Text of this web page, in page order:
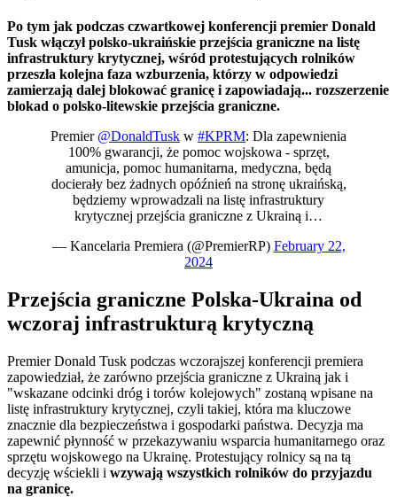
Po tym jak podczas czwartkowej konferencji premier Donald
Tusk włączył polsko-ukraińskie przejścia graniczne na listę
infrastruktury krytycznej, wśród protestujących rolników
przeszła kolejna faza wzburzenia, którzy w odpowiedzi
zamierzają dalej blokować granicę i zapowiadają... rozszerzenie
blokad o polsko-litewskie przejścia graniczne.
Premier @DonaldTusk w #KPRM: Dla zapewnienia
100% gwarancji, że pomoc wojskowa - sprzęt,
amunicja, pomoc humanitarna, medyczna, będą
docierały bez żadnych opóźnień na stronę ukraińską,
będziemy wprowadzali na listę infrastruktury
krytycznej przejścia graniczne z Ukrainą i…
— Kancelaria Premiera (@PremierRP) February 22,
2024
Przejścia graniczne Polska-Ukraina od
wczoraj infrastrukturą krytyczną
Premier Donald Tusk podczas wczorajszej konferencji premiera
zapowiedział, że zarówno przejścia graniczne z Ukrainą jak i
"wskazane odcinki dróg i torów kolejowych" zostaną wpisane na
listę infrastruktury krytycznej, czyli takiej, która ma kluczowe
znacznie dla bezpieczeństwa i gospodarki państwa. Decyzja ma
zapewnić płynność w przekazywaniu wsparcia humanitarnego oraz
sprzętu wojskowego na Ukrainę. Protestujący rolnicy są na tą
decyzję wściekli i wzywają wszystkich rolników do przyjazdu
na granicę.